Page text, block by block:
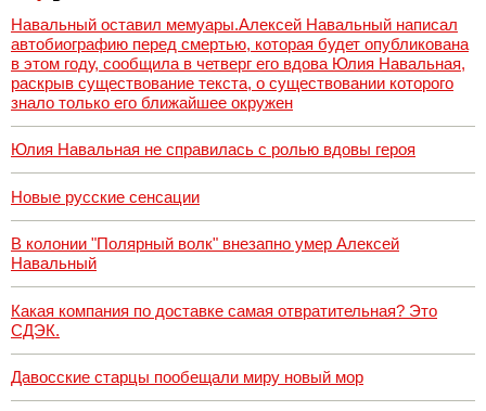
Навальный оставил мемуары.Алексей Навальный написал
автобиографию перед смертью, которая будет опубликована
в этом году, сообщила в четверг его вдова Юлия Навальная,
раскрыв существование текста, о существовании которого
знало только его ближайшее окружен
Юлия Навальная не справилась с ролью вдовы героя
Новые русские сенсации
В колонии "Полярный волк" внезапно умер Алексей
Навальный
Какая компания по доставке самая отвратительная? Это
СДЭК.
Давосские старцы пообещали миру новый мор